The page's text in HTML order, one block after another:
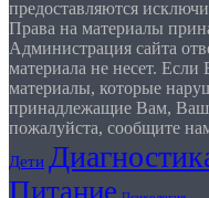
предоставляются
Права на материалы
Администрация сайта
материала не несет.
материалы, которые
принадлежащие Вам,
пожалуйста, сообщите
Дети